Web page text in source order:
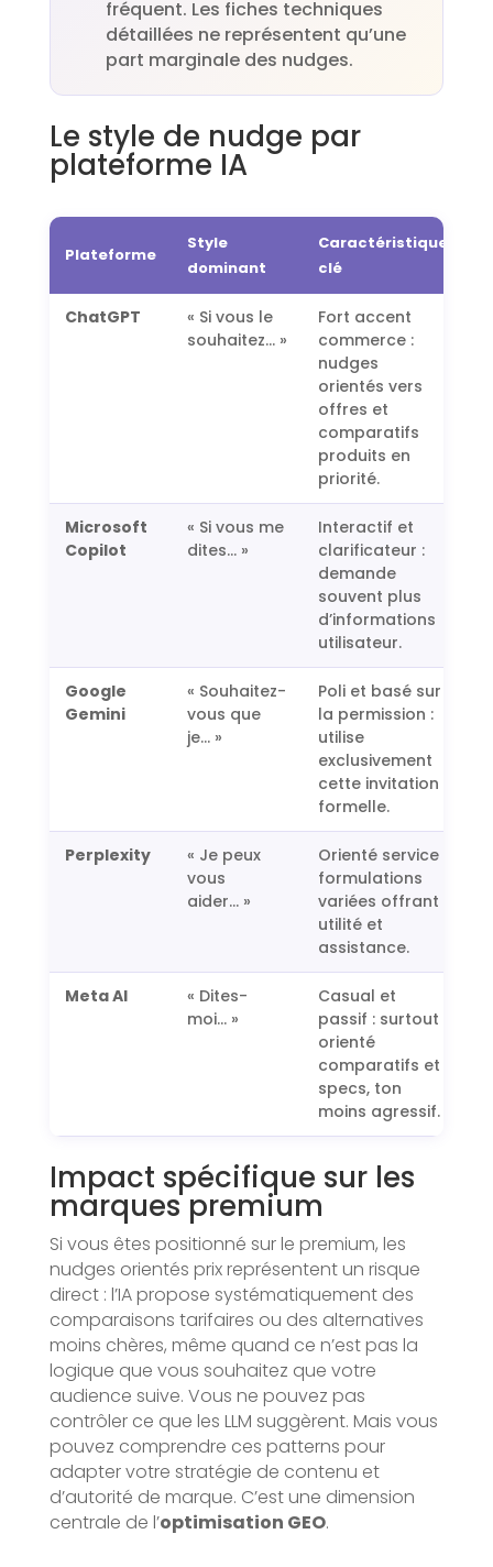
fréquent. Les fiches techniques
détaillées ne représentent qu’une
part marginale des nudges.
Le style de nudge par
plateforme IA
Plateforme
Style
dominant
Caractéristique
clé
ChatGPT
« Si vous le
souhaitez… »
Fort accent
commerce :
nudges
orientés vers
offres et
comparatifs
produits en
priorité.
Microsoft
Copilot
« Si vous me
dites… »
Interactif et
clarificateur :
demande
souvent plus
d’informations
utilisateur.
Google
Gemini
« Souhaitez-
vous que
je… »
Poli et basé sur
la permission :
utilise
exclusivement
cette invitation
formelle.
Perplexity
« Je peux
vous
aider… »
Orienté service :
formulations
variées offrant
utilité et
assistance.
Meta AI
« Dites-
moi… »
Casual et
passif : surtout
orienté
comparatifs et
specs, ton
moins agressif.
Impact spécifique sur les
marques premium
Si vous êtes positionné sur le premium, les
nudges orientés prix représentent un risque
direct : l’IA propose systématiquement des
comparaisons tarifaires ou des alternatives
moins chères, même quand ce n’est pas la
logique que vous souhaitez que votre
audience suive. Vous ne pouvez pas
contrôler ce que les LLM suggèrent. Mais vous
pouvez comprendre ces patterns pour
adapter votre stratégie de contenu et
d’autorité de marque. C’est une dimension
centrale de l’optimisation GEO.